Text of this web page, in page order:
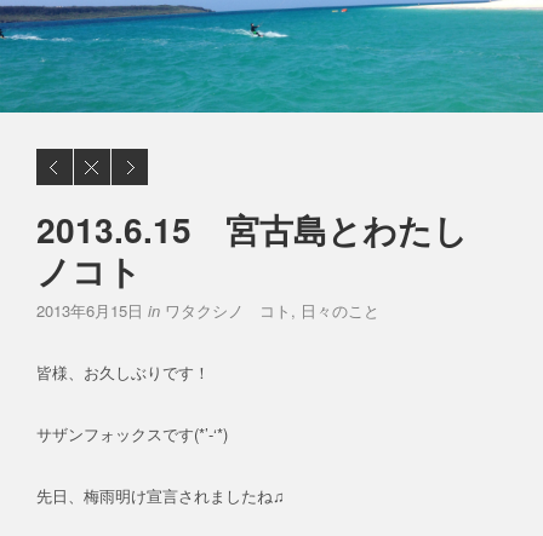
2013.6.15 宮古島とわたし
ノコト
2013年6月15日 in ワタクシノ コト , 日々のこと
皆様、お久しぶりです！
サザンフォックスです(*’-‘*)
先日、梅雨明け宣言されましたね♫